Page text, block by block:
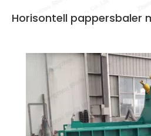
Horisontell pappersbaler